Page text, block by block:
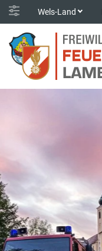
Wels-Land